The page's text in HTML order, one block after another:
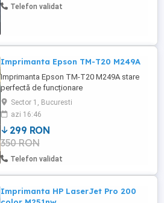
Telefon validat
Imprimanta Epson TM-T20 M249A
Imprimanta Epson TM-T20 M249A stare
perfectă de funcționare
Sector 1, Bucuresti
azi 16:46
299 RON
350 RON
Telefon validat
Imprimanta HP LaserJet Pro 200